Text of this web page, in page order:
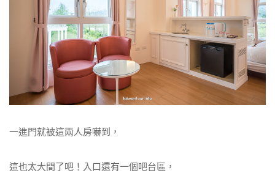
一進門就被這兩人房嚇到，
這也太大間了吧！入口還有一個吧台區，